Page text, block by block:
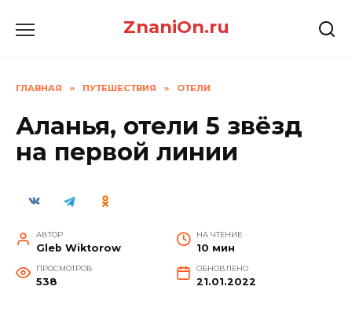
ZnaniOn.ru
ГЛАВНАЯ » ПУТЕШЕСТВИЯ » ОТЕЛИ
Аланья, отели 5 звёзд
на первой линии
АВТОР
Gleb Wiktorow
НА ЧТЕНИЕ
10 мин
ПРОСМОТРОВ
538
ОБНОВЛЕНО
21.01.2022